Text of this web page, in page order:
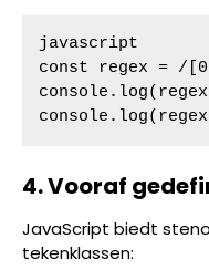
javascript
const regex = /
4. Vooraf
JavaScript biedt
tekenklassen: